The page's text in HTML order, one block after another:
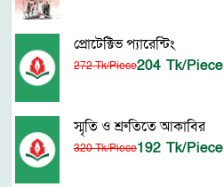
প্রোটেক্টিভ প্যারেন্টিং
272 Tk/Piece204 Tk/Piece
স্মৃতি ও শ্রুতিতে আকাবির
320 Tk/Piece192 Tk/Piece